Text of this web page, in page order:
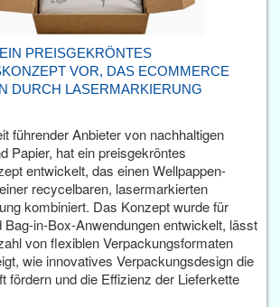
PREISGEKRÖNTES
VOR, DAS ECOMMERCE
DURCH LASERMARKIERUNG
führender Anbieter von nachhaltigen
Papier, hat ein preisgekröntes
entwickelt, das einen Wellpappen-
recycelbaren, lasermarkierten
kombiniert. Das Konzept wurde für
in-Box-Anwendungen entwickelt, lässt
von flexiblen Verpackungsformaten
wie innovatives Verpackungsdesign die
fördern und die Effizienz der Lieferkette